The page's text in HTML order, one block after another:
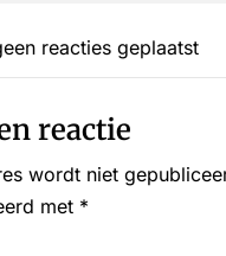
reacties geplaatst
reactie
wordt niet
met *